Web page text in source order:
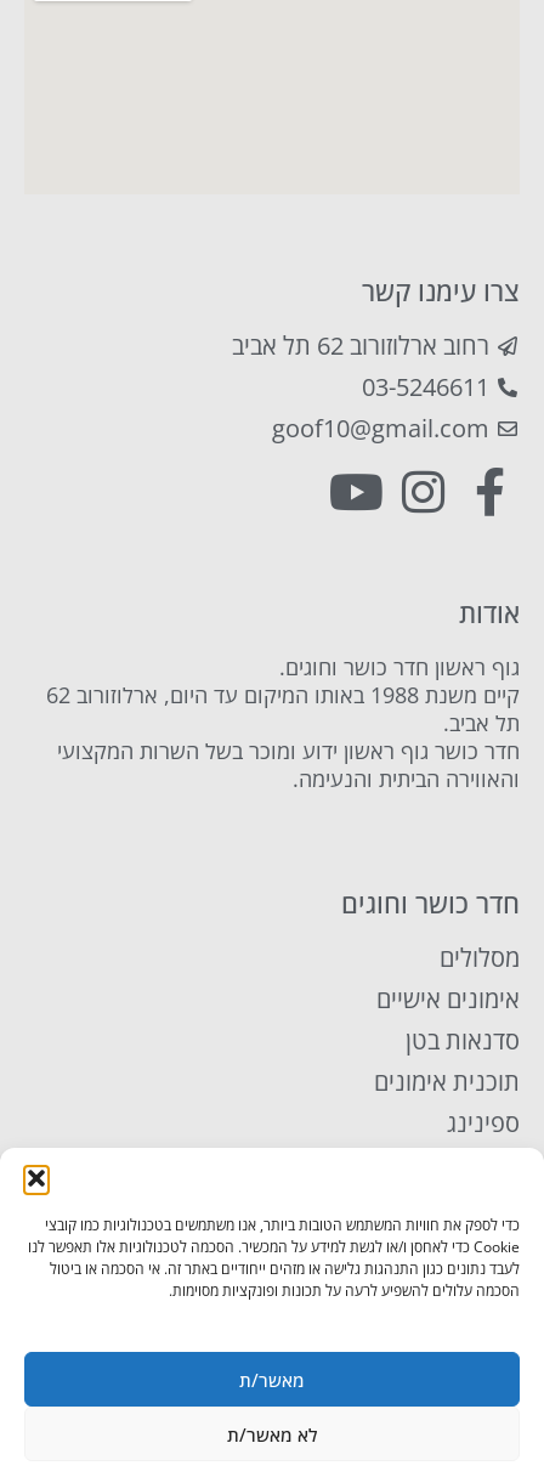
כדי לספק את חוויות המשתמש הטובות ביותר, אנו משתמשים בטכנולוגיות כמו קובצי
Cookie כדי לאחסן ו/או לגשת למידע על המכשיר. הסכמה לטכנולוגיות אלו תאפשר לנו
לעבד נתונים כגון התנהגות גלישה או מזהים ייחודיים באתר זה. אי הסכמה או ביטול
הסכמה עלולים להשפיע לרעה על תכונות ופונקציות מסוימות.
מאשר/ת
לא מאשר/ת
צרו עימנו קשר
רחוב ארלוזורוב 62 תל אביב
03-5246611
goof10@gmail.com
אודות
גוף ראשון חדר כושר וחוגים.
קיים משנת 1988 באותו המיקום עד היום, ארלוזורוב 62
תל אביב.
חדר כושר גוף ראשון ידוע ומוכר בשל השרות המקצועי
והאווירה הביתית והנעימה.
חדר כושר וחוגים
מסלולים
אימונים אישיים
סדנאות בטן
תוכנית אימונים
ספינינג
יוגה
תקנון
הצהרת נגישות
מאמרים נוספים